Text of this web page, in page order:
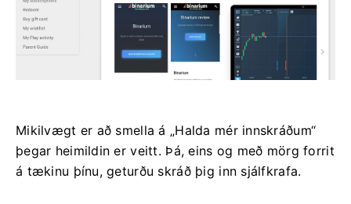
Mikilvægt er að smella á „Halda mér innskráðum“
þegar heimildin er veitt. Þá, eins og með mörg forrit
á tækinu þínu, geturðu skráð þig inn sjálfkrafa.